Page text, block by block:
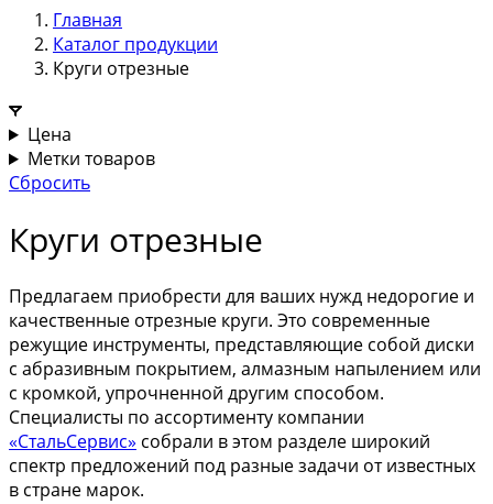
Главная
Каталог продукции
Круги отрезные
Цена
Метки товаров
Сбросить
Круги отрезные
Предлагаем приобрести для ваших нужд недорогие и
качественные отрезные круги. Это современные
режущие инструменты, представляющие собой диски
с абразивным покрытием, алмазным напылением или
с кромкой, упрочненной другим способом.
Специалисты по ассортименту компании
«СтальСервис» собрали в этом разделе широкий
спектр предложений под разные задачи от известных
в стране марок.